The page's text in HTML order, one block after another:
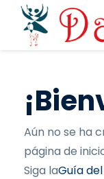
Pasar al
Aún no se ha
página de
Siga laGuía